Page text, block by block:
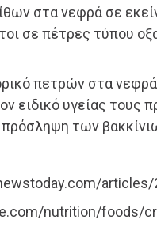
στα νεφρά σε
σε πέτρες τύπου
πετρών στα
ειδικό υγείας τους
των
articles/
nutrition/foods/